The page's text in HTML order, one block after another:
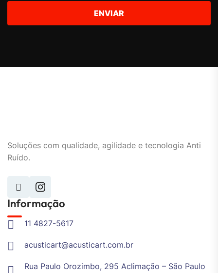
ENVIAR
Soluções com qualidade, agilidade e tecnologia Anti
Ruído.
Informação
11 4827-5617
acusticart@acusticart.com.br
Rua Paulo Orozimbo, 295 Aclimação – São Paulo